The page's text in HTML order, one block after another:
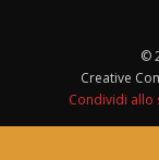
©
Creative
Condividi allo